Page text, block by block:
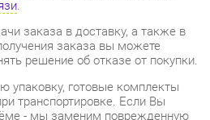
готовые комплекты
транспортировке. Если Вы
- мы заменим поврежденную
товара -бесплатна.
комплекты
1 год, а на некоторые модели – 2